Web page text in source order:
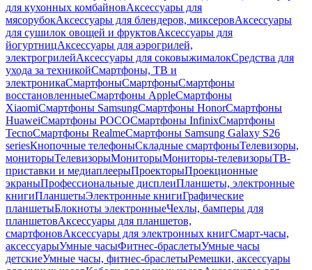
для кухонных комбайновАксессуары для
мясорубокАксессуары для блендеров, миксеровАксессуары
для сушилок овощей и фруктовАксессуары для
йогуртницАксессуары для аэрогрилей,
электрогрилейАксессуары для соковыжималокСредства для
ухода за техникойСмартфоны, ТВ и
электроникаСмартфоныСмартфоныСмартфоны
восстановленныеСмартфоны AppleСмартфоны
XiaomiСмартфоны SamsungСмартфоны HonorСмартфоны
HuaweiСмартфоны POCOСмартфоны InfinixСмартфоны
TecnoСмартфоны RealmeСмартфоны Samsung Galaxy S26
seriesКнопочные телефоныСкладные смартфоныТелевизоры,
мониторыТелевизорыМониторыМониторы-телевизорыТВ-
приставки и медиаплеерыПроекторыПроекционные
экраныПрофессиональные дисплеиПланшеты, электронные
книгиПланшетыЭлектронные книгиГрафические
планшетыБлокноты электронныеЧехлы, бамперы для
планшетовАксессуары для планшетов,
смартфоновАксессуары для электронных книгСмарт-часы,
аксессуарыУмные часыФитнес-браслетыУмные часы
детскиеУмные часы, фитнес-браслетыРемешки, аксессуары